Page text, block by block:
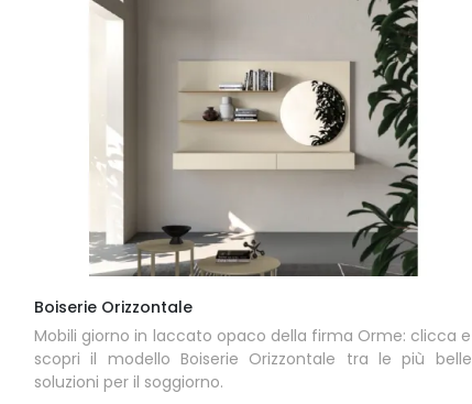
Boiserie Orizzontale
Mobili giorno in laccato opaco della firma Orme: clicca e
scopri il modello Boiserie Orizzontale tra le più belle
soluzioni per il soggiorno.